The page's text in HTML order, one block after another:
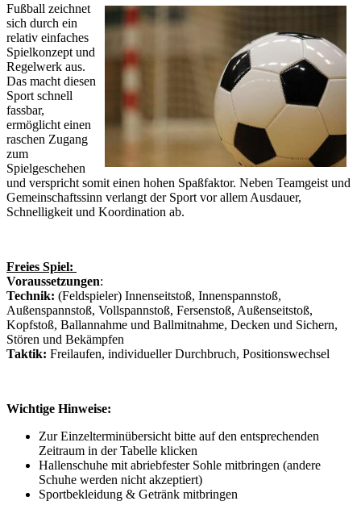
Fußball zeichnet
sich durch ein
relativ einfaches
Spielkonzept und
Regelwerk aus.
Das macht diesen
Sport schnell
fassbar,
ermöglicht einen
raschen Zugang
zum
Spielgeschehen
und verspricht somit einen hohen Spaßfaktor. Neben Teamgeist und
Gemeinschaftssinn verlangt der Sport vor allem Ausdauer,
Schnelligkeit und Koordination ab.
Freies Spiel:
Voraussetzungen:
Technik: (Feldspieler) Innenseitstoß, Innenspannstoß,
Außenspannstoß, Vollspannstoß, Fersenstoß, Außenseitstoß,
Kopfstoß, Ballannahme und Ballmitnahme, Decken und Sichern,
Stören und Bekämpfen
Taktik: Freilaufen, individueller Durchbruch, Positionswechsel
Wichtige Hinweise:
Zur Einzelterminübersicht bitte auf den entsprechenden
Zeitraum in der Tabelle klicken
Hallenschuhe mit abriebfester Sohle mitbringen (andere
Schuhe werden nicht akzeptiert)
Sportbekleidung & Getränk mitbringen